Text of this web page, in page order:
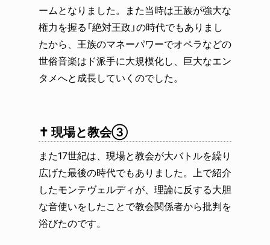
ームとなりました。また当時は王族が強大な
権力を握る「絶対王政」の時代でもありまし
たから、王族のマネーパワーでオペラなどの
世俗音楽はド派手に大規模化し、巨大なエン
タメへと成長していくのでした。
✝️ 現場と教会③
また17世紀は、現場と教会が大バトルを繰り
広げた最後の時代でもありました。上で紹介
したモンテヴェルディが、理論に反する大胆
な音使いをしたことで教会関係者から批判を
浴びたのです。